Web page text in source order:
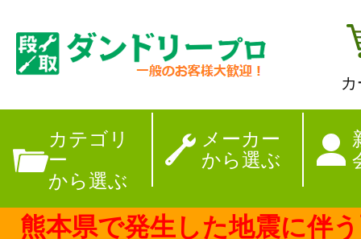
カテゴリ
ー
から選ぶ
メーカー
から選ぶ
【夏季休暇のお
熊本県で発生した地震に伴